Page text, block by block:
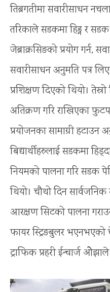
तिब्रगतीमा सवारीसाधन
तरिकाले सडकमा हिड्न र
जेब्राक्रसिङको प्रयोग गर्न,
सवारीसाधन अनुमति पत्र
प्रशिक्षण दिएको थियो।
अतिक्रण गरि राखिएका
प्रयोजनका सामाग्री हटाउन
बिद्यार्थीहरुलाई सडकमा
नियमको पालना गरि सडक
थियो। चौथो दिन
आरक्षण सिटको पालना
फायर स्ट्रिङबुलर भएनभएको
ट्राफिक प्रहरी ईन्चार्ज